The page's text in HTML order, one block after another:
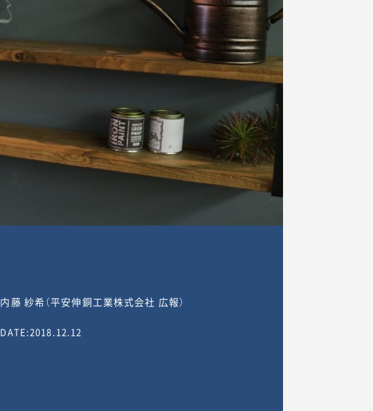
内藤 紗希（平安伸銅工業株式会社 広報）
DATE:2018.12.12